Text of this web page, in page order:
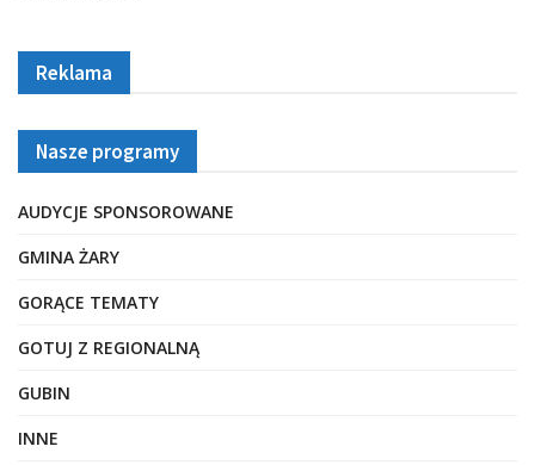
Reklama
Nasze programy
AUDYCJE SPONSOROWANE
GMINA ŻARY
GORĄCE TEMATY
GOTUJ Z REGIONALNĄ
GUBIN
INNE